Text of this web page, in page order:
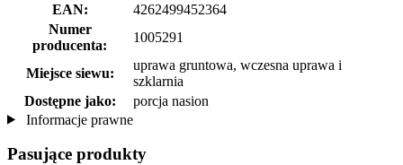
EAN:
4262499452364
Numer
producenta:
1005291
Miejsce siewu:
uprawa gruntowa, wczesna uprawa i
szklarnia
Dostępne jako:
porcja nasion
Informacje prawne
Pasujące produkty